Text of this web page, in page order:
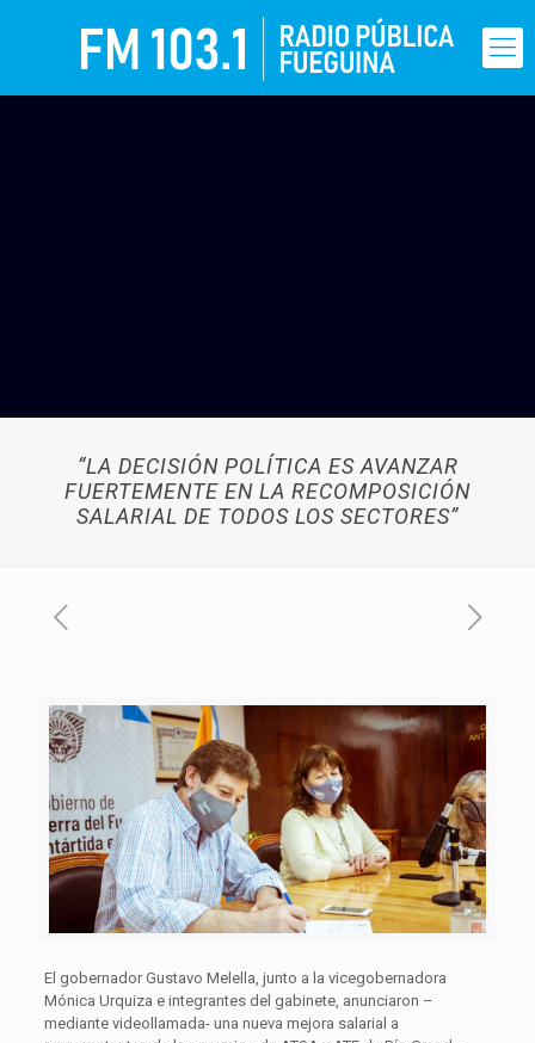
“LA DECISIÓN POLÍTICA ES AVANZAR
FUERTEMENTE EN LA RECOMPOSICIÓN
SALARIAL DE TODOS LOS SECTORES”
El gobernador Gustavo Melella, junto a la vicegobernadora
Mónica Urquiza e integrantes del gabinete, anunciaron –
mediante videollamada- una nueva mejora salarial a